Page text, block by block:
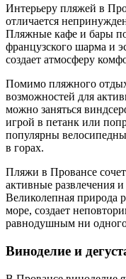
Интерьеру пляжей в
отличается
Пляжные кафе и бары
французского шарма и
создает атмосферу
Помимо пляжного
возможностей для
можно заняться
игрой в петанк или
популярны
в горах.
Пляжи в Провансе
активные развлечения
Великолепная природа
море, создает
равнодушным ни одного
Виноделие и